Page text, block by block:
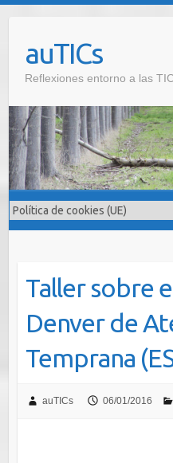
contenidoauTICs
Reflexiones entorno a las
Taller sobre
Denver de
Temprana
auTICs 06/01/2016